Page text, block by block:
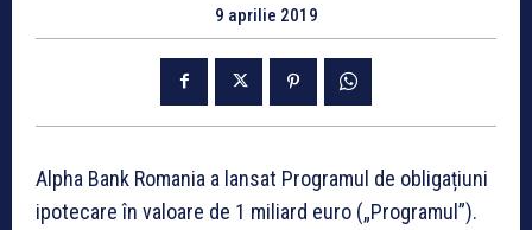
9 aprilie 2019
Alpha Bank Romania a lansat Programul de obligațiuni
ipotecare în valoare de 1 miliard euro („Programul”).